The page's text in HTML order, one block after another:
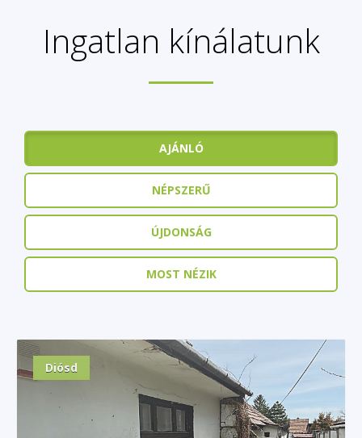
Ingatlan kínálatunk
AJÁNLÓ
NÉPSZERŰ
ÚJDONSÁG
MOST NÉZIK
Diósd